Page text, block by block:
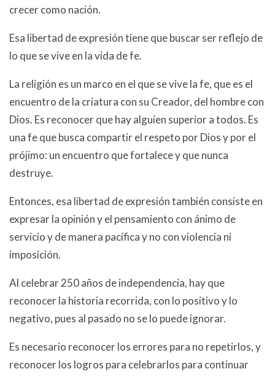
crecer como nación.
Esa libertad de expresión tiene que buscar ser reflejo de
lo que se vive en la vida de fe.
La religión es un marco en el que se vive la fe, que es el
encuentro de la criatura con su Creador, del hombre con
Dios. Es reconocer que hay alguien superior a todos. Es
una fe que busca compartir el respeto por Dios y por el
prójimo: un encuentro que fortalece y que nunca
destruye.
Entonces, esa libertad de expresión también consiste en
expresar la opinión y el pensamiento con ánimo de
servicio y de manera pacífica y no con violencia ni
imposición.
Al celebrar 250 años de independencia, hay que
reconocer la historia recorrida, con lo positivo y lo
negativo, pues al pasado no se lo puede ignorar.
Es necesario reconocer los errores para no repetirlos, y
reconocer los logros para celebrarlos para continuar